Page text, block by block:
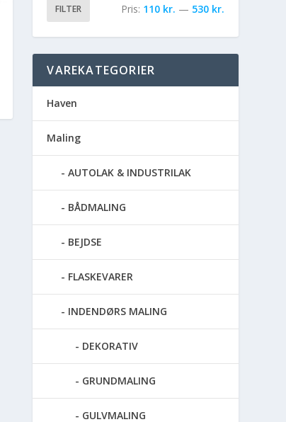
FILTER Pris: 110 kr. — 530 kr.
VAREKATEGORIER
Haven
Maling
AUTOLAK & INDUSTRILAK
BÅDMALING
BEJDSE
FLASKEVARER
INDENDØRS MALING
DEKORATIV
GRUNDMALING
GULVMALING